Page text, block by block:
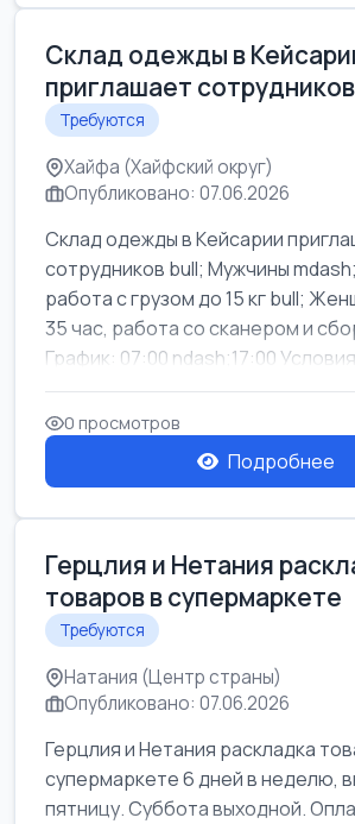
Склад одежды в
приглашает сотрудников
Требуются
Хайфа (Хайфский округ)
Опубликовано: 07.06.2026
Склад одежды в Кейсарии
сотрудников bull; Мужчины
работа с грузом до 15 кг bull;
35 час, работа со сканером и
График: 07:00 ndash;17:00 Условия:
0 просмотров
Подробнее
Герцлия и Нетания
товаров в супермаркете
Требуются
Натания (Центр страны)
Опубликовано: 07.06.2026
Герцлия и Нетания раскладка
супермаркете 6 дней в неделю,
пятницу. Суббота выходной.